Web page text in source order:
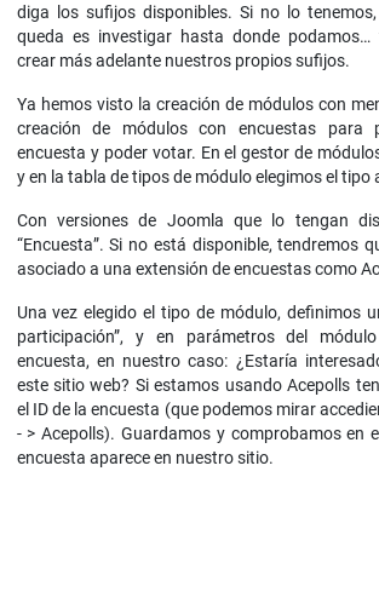
diga los sufijos disponibles. Si no lo
queda es investigar hasta donde podamos…
crear más adelante nuestros propios sufijos.
Ya hemos visto la creación de módulos con
creación de módulos con encuestas para
encuesta y poder votar. En el gestor de
y en la tabla de tipos de módulo elegimos el tipo
Con versiones de Joomla que lo tengan
“Encuesta”. Si no está disponible, tendremos
asociado a una extensión de encuestas como
Una vez elegido el tipo de módulo, definimos
participación”, y en parámetros del
encuesta, en nuestro caso: ¿Estaría
este sitio web? Si estamos usando Acepolls
el ID de la encuesta (que podemos mirar
- > Acepolls). Guardamos y comprobamos en
encuesta aparece en nuestro sitio.